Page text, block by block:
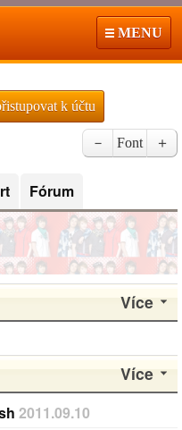
MENU
k účtu
－ Font ＋
Fórum
Více
Více
2011.09.10